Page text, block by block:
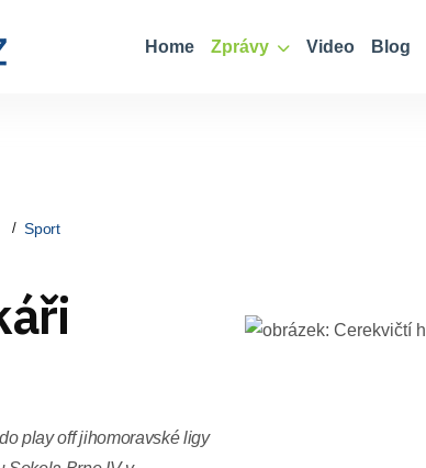
Home Zprávy Video Blog
Sport
play off jihomoravské ligy